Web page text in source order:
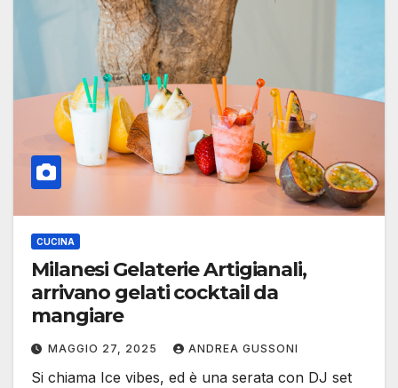
CUCINA
Milanesi Gelaterie Artigianali,
arrivano gelati cocktail da
mangiare
MAGGIO 27, 2025 ANDREA GUSSONI
Si chiama Ice vibes, ed è una serata con DJ set